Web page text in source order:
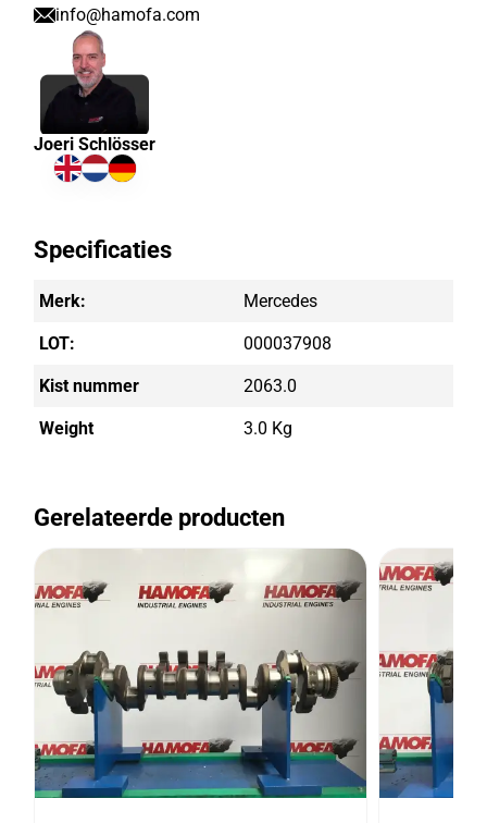
info@hamofa.com
Joeri Schlösser
Specificaties
Merk: Mercedes
LOT: 000037908
Kist nummer 2063.0
Weight 3.0 Kg
Gerelateerde producten